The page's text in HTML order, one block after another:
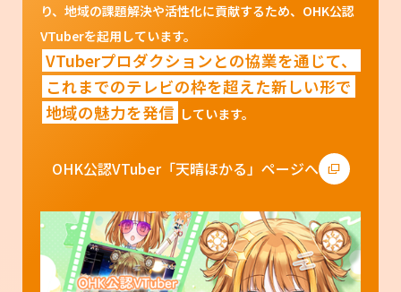
り、地域の課題解決や活性化に貢献するため、OHK公認
VTuberを起用しています。
VTuberプロダクションとの協業を通じて、
これまでのテレビの枠を超えた新しい形で
地域の魅力を発信 しています。
OHK公認VTuber「天晴ほかる」ページへ